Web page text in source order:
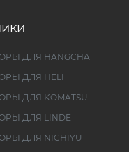
ДЛЯ HANGCHA
ДЛЯ HELI
ДЛЯ KOMATSU
ДЛЯ LINDE
ДЛЯ NICHIYU